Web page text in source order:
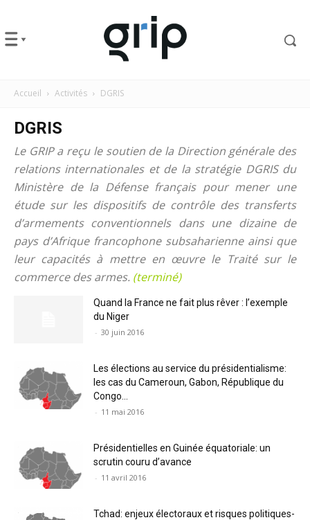
Accueil Activités DGRIS
DGRIS
Le GRIP a reçu le soutien de la Direction générale des
relations internationales et de la stratégie DGRIS du
Ministère de la Défense français pour mener une
étude sur les dispositifs de contrôle des transferts
d’armements conventionnels dans une dizaine de
pays d’Afrique francophone subsaharienne ainsi que
leur capacités à mettre en œuvre le Traité sur le
commerce des armes. (terminé)
Quand la France ne fait plus rêver : l’exemple
du Niger
- 30 juin 2016
Les élections au service du présidentialisme:
les cas du Cameroun, Gabon, République du
Congo...
- 11 mai 2016
Présidentielles en Guinée équatoriale: un
scrutin couru d’avance
- 11 avril 2016
Tchad: enjeux électoraux et risques politiques-